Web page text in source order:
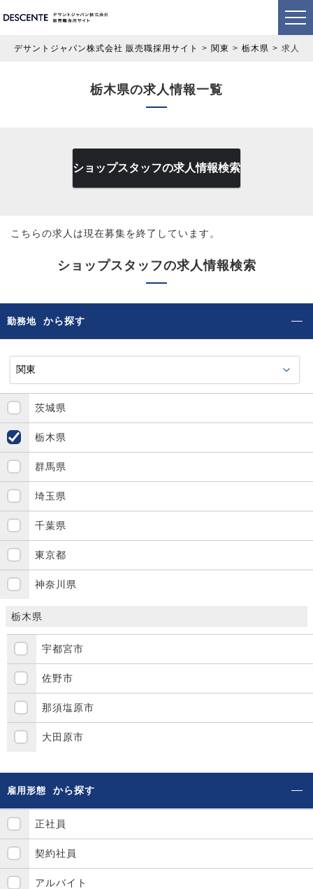
デサントジャパン株式会社 販売職採用サイト 関東 栃木県 求人情
栃木県の求人情報一覧
ショップスタッフの求人情報検索
こちらの求人は現在募集を終了しています。
ショップスタッフの求人情報検索
勤務地 から探す
茨城県
栃木県
群馬県
埼玉県
千葉県
東京都
神奈川県
栃木県
宇都宮市
佐野市
那須塩原市
大田原市
雇用形態 から探す
正社員
契約社員
アルバイト